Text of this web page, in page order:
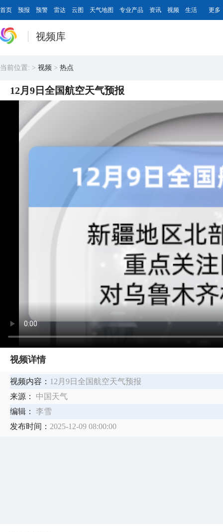
首页 预报 预警 雷达 云图 天气地图 专业产品 资讯 视频 生活 更多
视频库
当前位置: > 视频 > 热点
12月9日全国航空天气预报
视频详情
视频内容： 12月9日全国航空天气预报
来源：
中国天气
编辑：
李雪
发布时间： 2025-12-09 08:00:00